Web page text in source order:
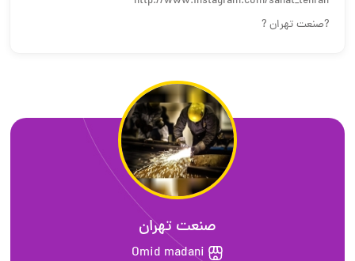
?صنعت تهران ?
صنعت تهران
Omid madani